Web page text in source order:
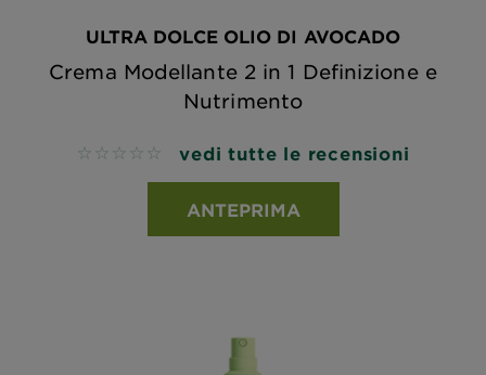
ULTRA DOLCE OLIO DI AVOCADO
Crema Modellante 2 in 1 Definizione e
Nutrimento
No reviews vedi tutte le recensioni
ANTEPRIMA